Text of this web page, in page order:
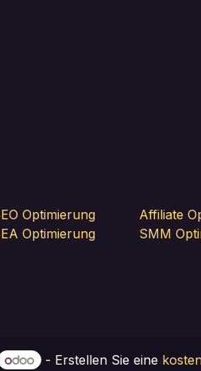
Optimierung
Optimierung
Affiliate
SMM
- Erstellen Sie eine